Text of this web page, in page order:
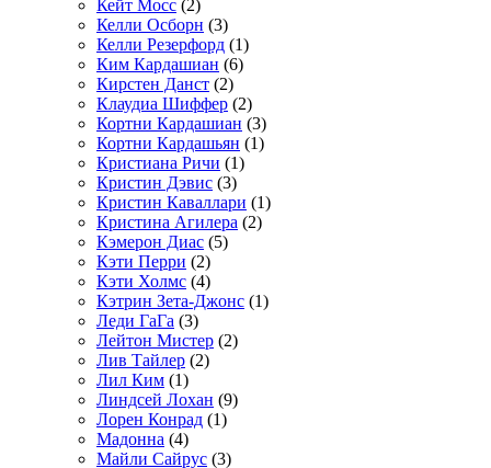
Кейт Мосс (2)
Келли Осборн (3)
Келли Резерфорд (1)
Ким Кардашиан (6)
Кирстен Данст (2)
Клаудиа Шиффер (2)
Кортни Кардашиан (3)
Кортни Кардашьян (1)
Кристиана Ричи (1)
Кристин Дэвис (3)
Кристин Каваллари (1)
Кристина Агилера (2)
Кэмерон Диас (5)
Кэти Перри (2)
Кэти Холмс (4)
Кэтрин Зета-Джонс (1)
Леди ГаГа (3)
Лейтон Мистер (2)
Лив Тайлер (2)
Лил Ким (1)
Линдсей Лохан (9)
Лорен Конрад (1)
Мадонна (4)
Майли Сайрус (3)